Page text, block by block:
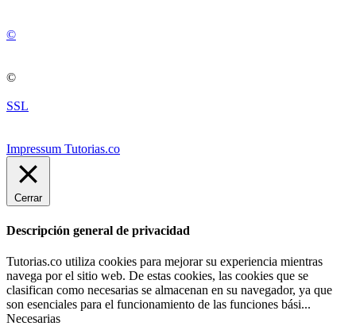
©
©
SSL
Impressum Tutorias.co
Cerrar
Descripción general de privacidad
Tutorias.co utiliza cookies para mejorar su experiencia mientras
navega por el sitio web. De estas cookies, las cookies que se
clasifican como necesarias se almacenan en su navegador, ya que
son esenciales para el funcionamiento de las funciones bási...
Necesarias